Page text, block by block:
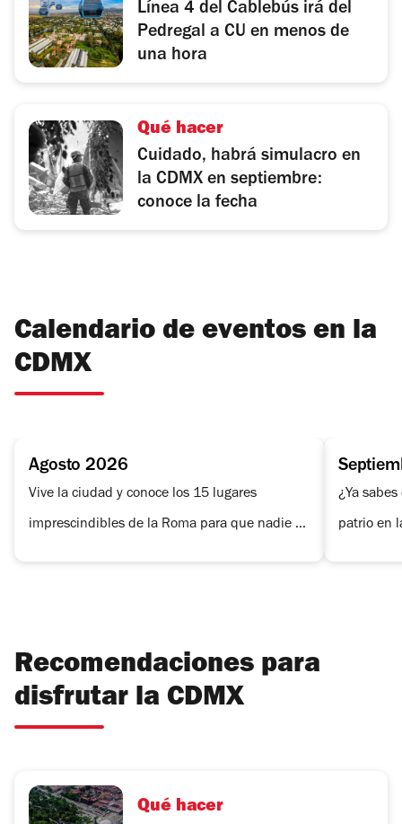
Línea 4 del Cablebús irá del
Pedregal a CU en menos de
una hora
Qué hacer
Cuidado, habrá simulacro en
la CDMX en septiembre:
conoce la fecha
Calendario de eventos en la
CDMX
Agosto 2026
Vive la ciudad y conoce los 15 lugares
imprescindibles de la Roma para que nadie te
México.
¿Ya
patrio en
Recomendaciones para
disfrutar la CDMX
Qué hacer